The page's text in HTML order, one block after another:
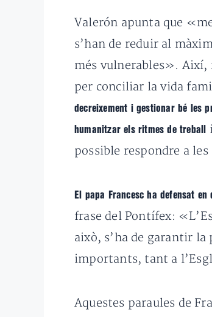
Valerón apunta que
s’han de reduir al
més vulnerables». Així,
per conciliar la vida
decreixement i gestionar bé les
humanitzar els ritmes de treball
possible respondre a
El papa Francesc ha defensat
frase del Pontífex:
això, s’ha de garantir la
importants, tant a
Aquestes paraules de